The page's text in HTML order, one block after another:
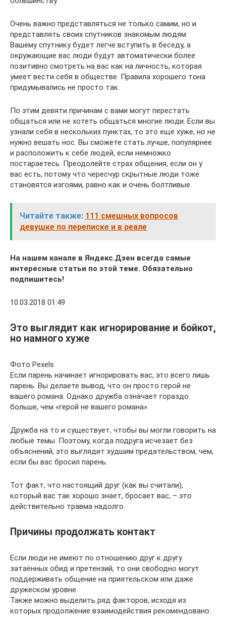
Очень важно представляться не только самим, но и
представлять своих спутников знакомым людям.
Вашему спутнику будет легче вступить в беседу, а
окружающие вас люди будут автоматически более
позитивно смотреть на вас как на личность, которая
умеет вести себя в обществе. Правила хорошего тона
придумывались не просто так.
По этим девяти причинам с вами могут перестать
общаться или не хотеть общаться многие люди. Если вы
узнали себя в нескольких пунктах, то это еще хуже, но не
нужно вешать нос. Вы сможете стать лучше, популярнее
и расположить к себе людей, если немножко
постараетесь. Преодолейте страх общения, если он у
вас есть, потому что чересчур скрытные люди тоже
становятся изгоями, равно как и очень болтливые.
Читайте также: 111 смешных вопросов
девушке по переписке и в реале
На нашем канале в Яндекс.Дзен всегда самые
интересные статьи по этой теме. Обязательно
подпишитесь!
10.03.2018 01:49
Это выглядит как игнорирование и бойкот,
но намного хуже
Фото Pexels
Если парень начинает игнорировать вас, это всего лишь
парень. Вы делаете вывод, что он просто герой не
вашего романа. Однако дружба означает гораздо
больше, чем «герой не вашего романа».
Дружба на то и существует, чтобы вы могли говорить на
любые темы. Поэтому, когда подруга исчезает без
объяснений, это выглядит худшим предательством, чем,
если бы вас бросил парень.
Тот факт, что настоящий друг (как вы считали),
который вас так хорошо знает, бросает вас, – это
действительно травма надолго.
Причины продолжать контакт
Если люди не имеют по отношению друг к другу
затаённых обид и претензий, то они свободно могут
поддерживать общение на приятельском или даже
дружеском уровне.
Также можно выделить ряд факторов, исходя из
которых продолжение взаимодействия рекомендовано: